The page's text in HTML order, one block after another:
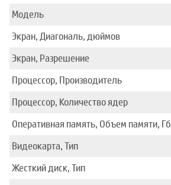
Модель
Экран, Диагональ, дюймов
Экран, Разрешение
Процессор, Производитель
Процессор, Количество ядер
Оперативная память, Объем памяти, Гб
Видеокарта, Тип
Жесткий диск, Тип